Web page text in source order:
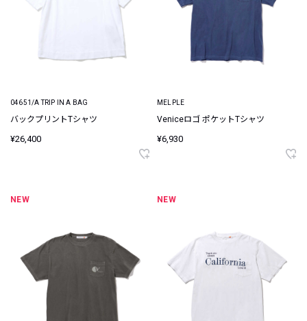
04651/A TRIP IN A BAG
バックプリントTシャツ
¥26,400
MELPLE
Veniceロゴ ポケットTシャツ
¥6,930
NEW NEW